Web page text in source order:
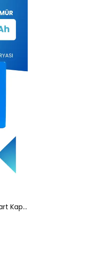
Kanuni E-Trodon Batarya (Standart Kapasite) LiFePO4 60V 18Ah Elektrikli Motosiklet Bataryası